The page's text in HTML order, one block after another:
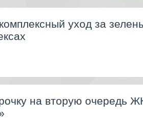
уход за
на вторую очередь